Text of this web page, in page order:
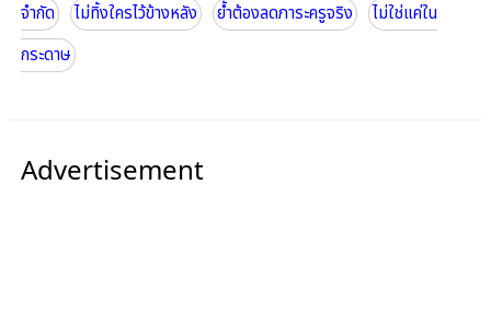
จำกัด
ไม่ทิ้งใครไว้ข้างหลัง ย้ำต้องลดภาระครูจริง
ไม่ใช่แค่ใน
กระดาษ
Advertisement